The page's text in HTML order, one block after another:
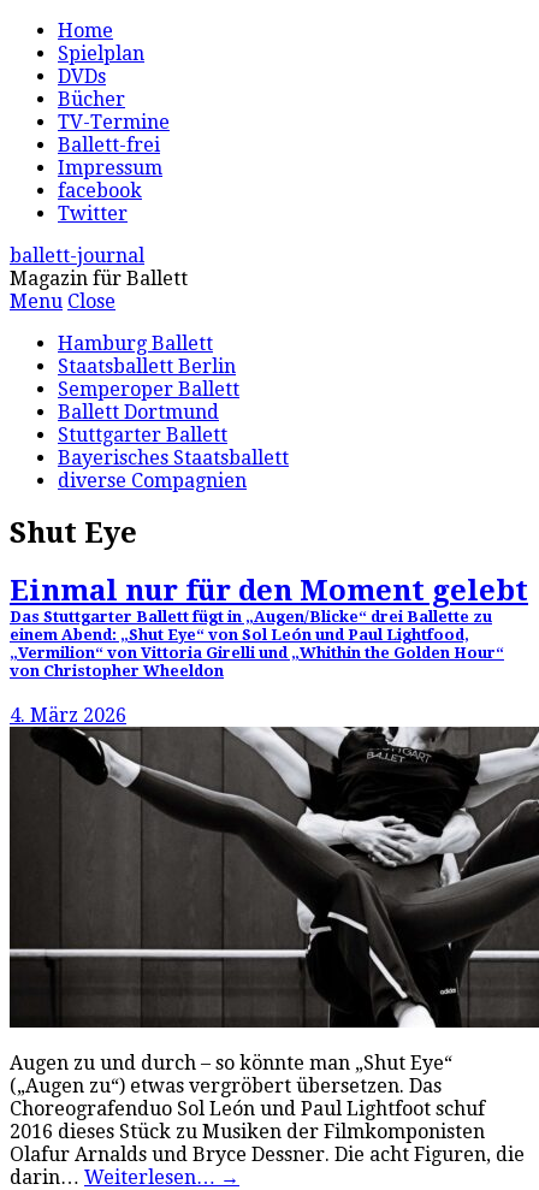
Home
Spielplan
DVDs
Bücher
TV-Termine
Ballett-frei
Impressum
facebook
Twitter
ballett-journal
Magazin für Ballett
Menu Close
Hamburg Ballett
Staatsballett Berlin
Semperoper Ballett
Ballett Dortmund
Stuttgarter Ballett
Bayerisches Staatsballett
diverse Compagnien
Shut Eye
Einmal nur für den Moment gelebt
Das Stuttgarter Ballett fügt in „Augen/Blicke“ drei Ballette zu
einem Abend: „Shut Eye“ von Sol León und Paul Lightfood,
„Vermilion“ von Vittoria Girelli und „Whithin the Golden Hour“
von Christopher Wheeldon
4. März 2026
Augen zu und durch – so könnte man „Shut Eye“
(„Augen zu“) etwas vergröbert übersetzen. Das
Choreografenduo Sol León und Paul Lightfoot schuf
2016 dieses Stück zu Musiken der Filmkomponisten
Olafur Arnalds und Bryce Dessner. Die acht Figuren, die
darin… Weiterlesen… →